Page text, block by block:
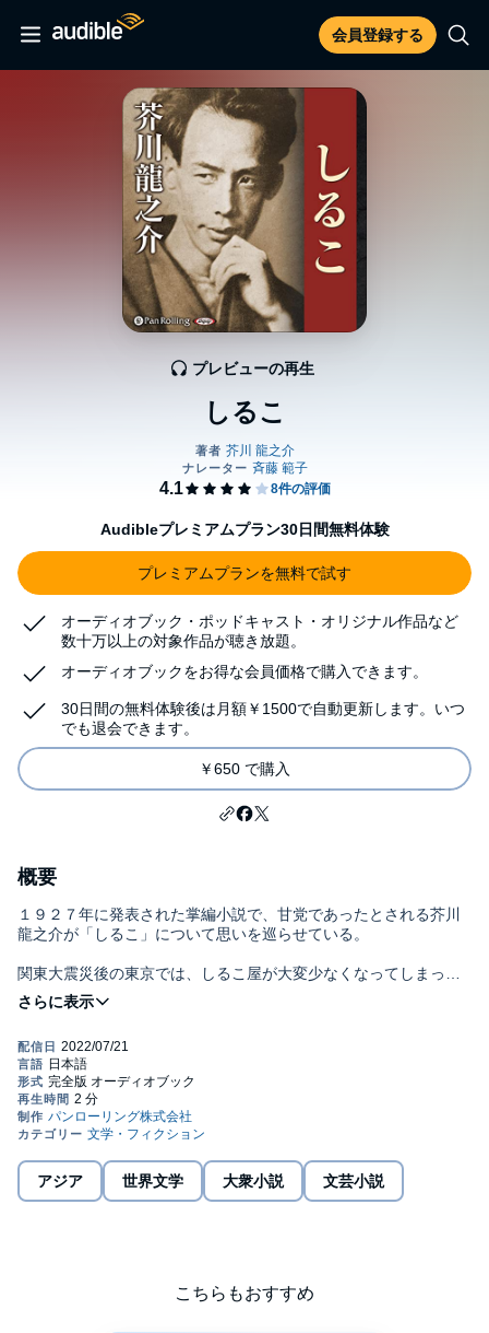
会員登録する
しるこ
プレビューの再生
Audibleプレミアムプラン30日間無料体験
プレミアムプランを無料で試す
オーディオブック・ポッドキャスト・オリジナル作品など
数十万以上の対象作品が聴き放題。
オーディオブックをお得な会員価格で購入できます。
30日間の無料体験後は月額￥1500で自動更新します。いつ
でも退会できます。
￥650 で購入
概要
１９２７年に発表された掌編小説で、甘党であったとされる芥川
龍之介が「しるこ」について思いを巡らせている。
関東大震災後の東京では、しるこ屋が大変少なくなってしまっ
た。西洋人は「しるこ」の味を知らないだろうが、一度知ってし
まえば麻雀のように世界中で流行するだろう。
ェで「しるこ」が啜られている場面を想像してしまうのだった。
芥川龍之介（あくたがわ・りゅうのすけ）
大正期の小説家。1892年東京都生まれ。東大卒。乳児期から母方
の実家で育てられた。
た「鼻」が夏目漱石に絶賛され
文壇にデビューする。初期の古典を材料にした「羅生門」「芋
没後、親友である菊池寛によって、芥川賞が創設された。
アジア 世界文学 大衆小説 文芸小説
こちらもおすすめ